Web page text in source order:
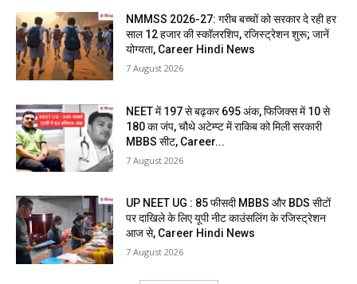
NMMSS 2026-27: गरीब बच्चों को सरकार दे रही हर
साल 12 हजार की स्कॉलरशिप, रजिस्ट्रेशन शुरू; जानें
योग्यता, Career Hindi News
7 August 2026
NEET में 197 से बढ़कर 695 अंक, फिजिक्स में 10 से
180 का जंप, चौथे अटेम्प्ट में राकिब को मिली सरकारी
MBBS सीट, Career...
7 August 2026
UP NEET UG : 85 फीसदी MBBS और BDS सीटों
पर दाखिले के लिए यूपी नीट काउंसलिंग के रजिस्ट्रेशन
आज से, Career Hindi News
7 August 2026